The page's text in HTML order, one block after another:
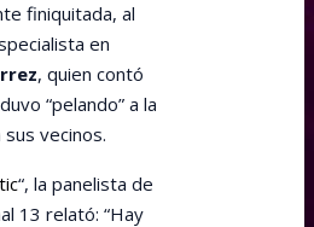
finiquitada, al
en
, quien contó
“pelando” a la
vecinos.
“, la panelista de
13 relató: “Hay